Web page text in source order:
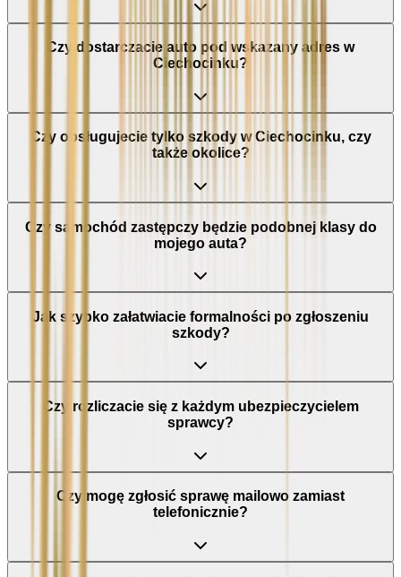
Czy dostarczacie auto pod wskazany adres w
Ciechocinku?
Czy obsługujecie tylko szkody w Ciechocinku, czy
także okolice?
Czy samochód zastępczy będzie podobnej klasy do
mojego auta?
Jak szybko załatwiacie formalności po zgłoszeniu
szkody?
Czy rozliczacie się z każdym ubezpieczycielem
sprawcy?
Czy mogę zgłosić sprawę mailowo zamiast
telefonicznie?